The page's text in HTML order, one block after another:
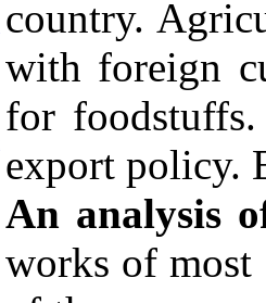
country.
with foreign
for
export policy.
An analysis
works of most